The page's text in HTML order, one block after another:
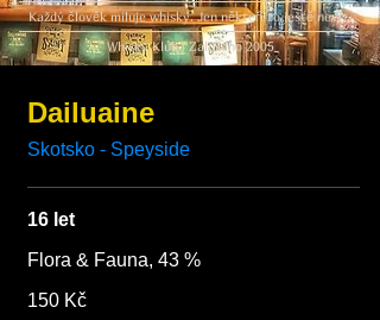
Každý člověk miluje whisky. Jen někteří to ještě neví...
Whisky Klub | Založeno 2005
Dailuaine
16 let
Flora & Fauna, 43 %
150 Kč